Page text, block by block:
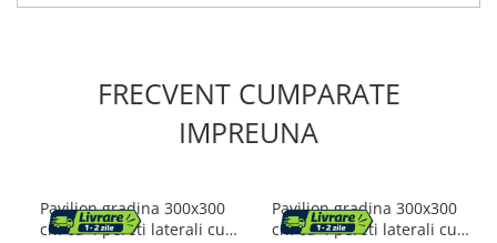
FRECVENT CUMPARATE
IMPREUNA
Pavilion gradina 300x300
cm cu 4 pereti laterali cu
Pavilion gradina 300x300
cm cu 4 pereti laterali cu